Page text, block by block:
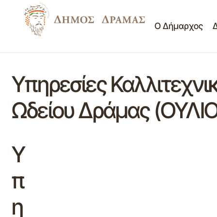
Ο Δήμαρχος
Υπηρεσίες
Ωδείου Δράμας
Υ
π
η